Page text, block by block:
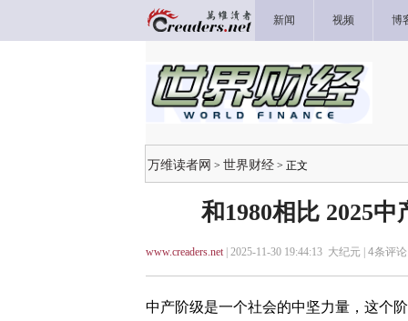
新闻 视频 博
万维读者网 > 世界财经 > 正文
和1980相比 2025
www.creaders.net| 2025-11-30 19:44:13 大纪元 | 4条评
中产阶级是一个社会的中坚力量，这个